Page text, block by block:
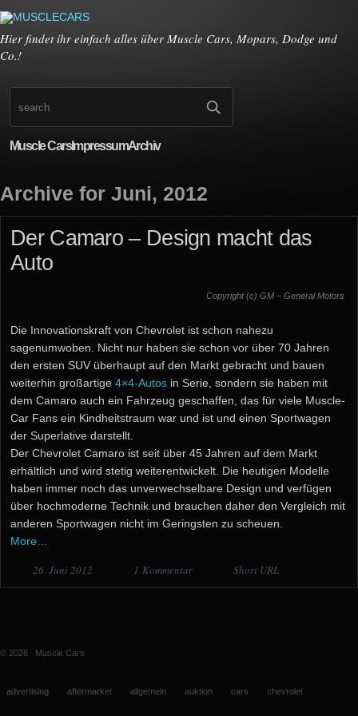
Hier findet ihr einfach alles über Muscle Cars, Mopars, Dodge und
Co.!
Muscle CarsImpressumArchiv
Archive for Juni, 2012
Der Camaro – Design macht das
Auto
Copyright (c) GM – General Motors
Die Innovationskraft von Chevrolet ist schon nahezu
sagenumwoben. Nicht nur haben sie schon vor über 70 Jahren
den ersten SUV überhaupt auf den Markt gebracht und bauen
weiterhin großartige 4×4-Autos in Serie, sondern sie haben mit
dem Camaro auch ein Fahrzeug geschaffen, das für viele Muscle-
Car Fans ein Kindheitstraum war und ist und einen Sportwagen
der Superlative darstellt.
Der Chevrolet Camaro ist seit über 45 Jahren auf dem Markt
erhältlich und wird stetig weiterentwickelt. Die heutigen Modelle
haben immer noch das unverwechselbare Design und verfügen
über hochmoderne Technik und brauchen daher den Vergleich mit
anderen Sportwagen nicht im Geringsten zu scheuen.
More…
26. Juni 2012 1 Kommentar Short URL
© 2026 Muscle Cars
advertising aftermarket allgemein auktion cars chevrolet